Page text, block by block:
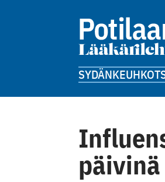
SYDÄNKEUHKOT
päivinä